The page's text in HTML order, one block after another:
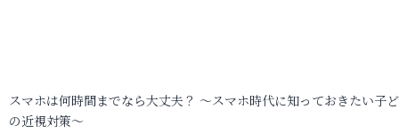
スマホは何時間までなら大丈夫？ ～スマホ時代に知っておきたい子
の近視対策～